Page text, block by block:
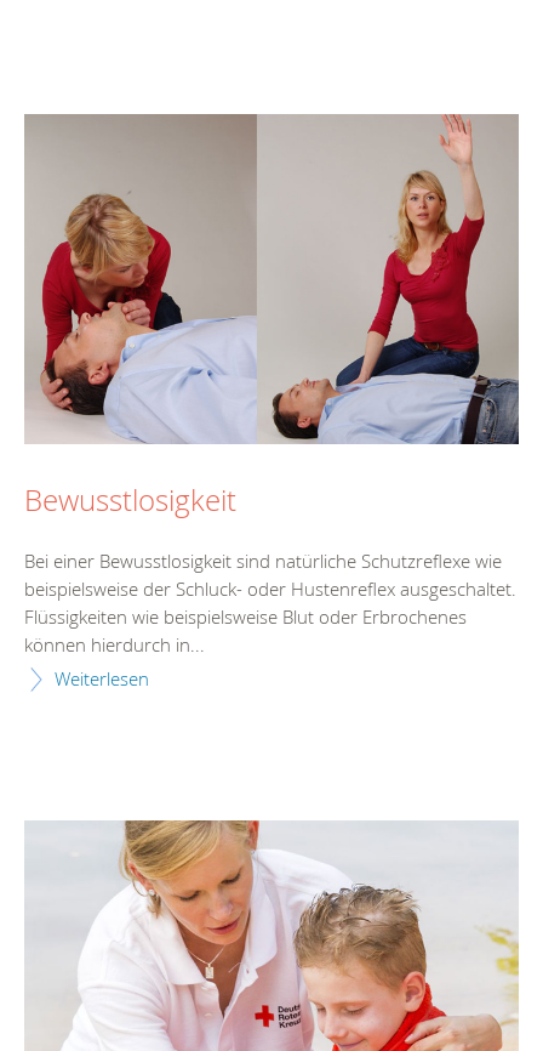
Bewusstlosigkeit
Bei einer Bewusstlosigkeit sind natürliche Schutzreflexe wie
beispielsweise der Schluck- oder Hustenreflex ausgeschaltet.
Flüssigkeiten wie beispielsweise Blut oder Erbrochenes
können hierdurch in...
Weiterlesen